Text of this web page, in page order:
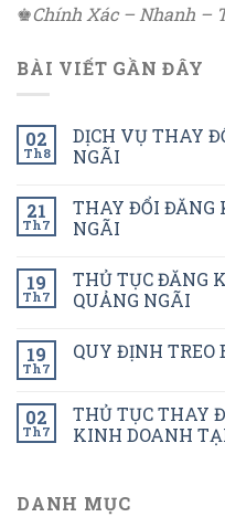
♚Chính Xác – Nhanh –
BÀI VIẾT GẦN ĐÂY
02
Th8
DỊCH VỤ THAY
NGÃI
21
Th7
THAY ĐỔI ĐĂNG
NGÃI
19
Th7
THỦ TỤC ĐĂNG
QUẢNG NGÃI
19
Th7
QUY ĐỊNH TREO
02
Th7
THỦ TỤC THAY
KINH DOANH
DANH MỤC